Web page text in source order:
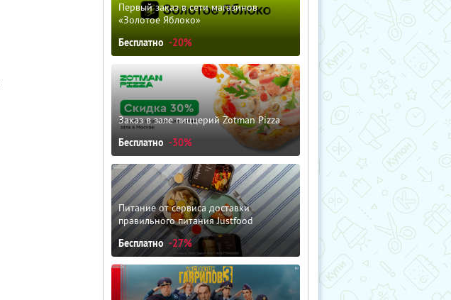
Первый заказ в сети магазинов
«Золотое Яблоко»
Бесплатно -20%
Заказ в зале пиццерий Zotman Pizza
Бесплатно -30%
Питание от сервиса доставки
правильного питания Justfood
Бесплатно -27%